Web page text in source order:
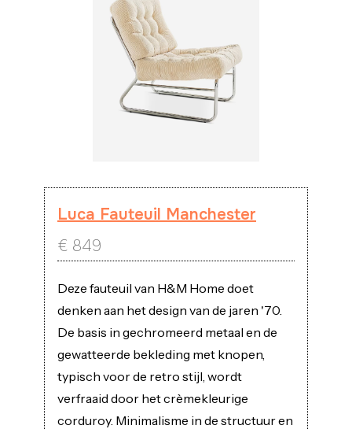
Luca Fauteuil Manchester
€ 849
Deze fauteuil van H&M Home doet
denken aan het design van de jaren '70.
De basis in gechromeerd metaal en de
gewatteerde bekleding met knopen,
typisch voor de retro stijl, wordt
verfraaid door het crèmekleurige
corduroy. Minimalisme in de structuur en